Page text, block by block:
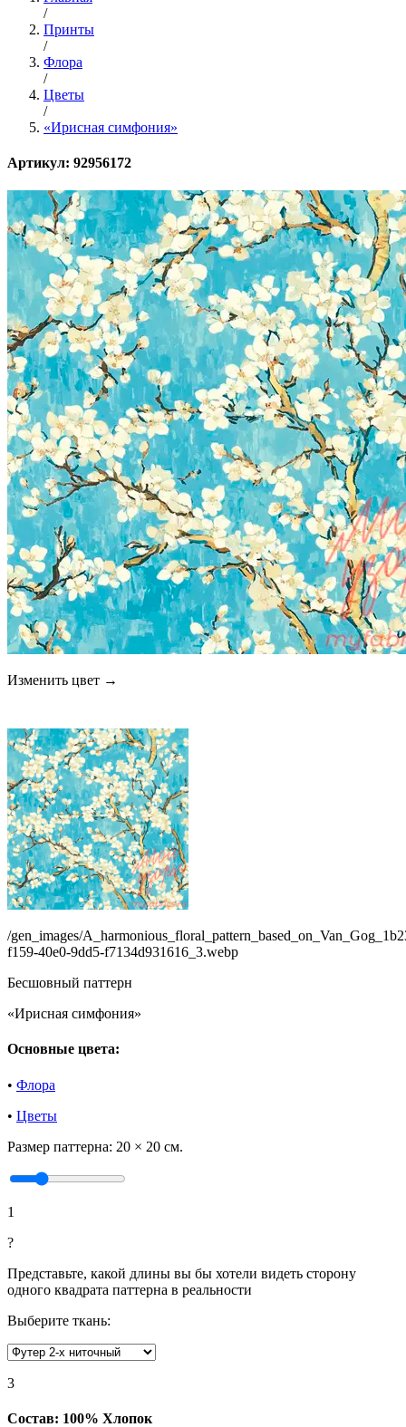
/
Принты
/
Флора
/
Цветы
/
«Ирисная симфония»
Артикул: 92956172
Изменить цвет →
/gen_images/
f159-40e0-9dd5-f7134d931616_3.webp
Бесшовный паттерн
«Ирисная симфония»
Основные цвета:
• Флора
• Цветы
Размер паттерна: 20 × 20 см.
1
?
Представьте, какой длины вы бы хотели видеть сторону
одного квадрата паттерна в реальности
Выберите ткань:
3
Состав: 100% Хлопок